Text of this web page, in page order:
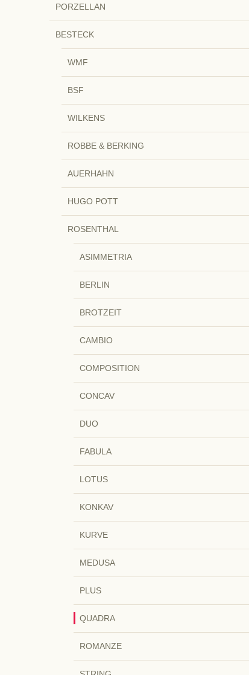
PORZELLAN
BESTECK
WMF
BSF
WILKENS
ROBBE & BERKING
AUERHAHN
HUGO POTT
ROSENTHAL
ASIMMETRIA
BERLIN
BROTZEIT
CAMBIO
COMPOSITION
CONCAV
DUO
FABULA
LOTUS
KONKAV
KURVE
MEDUSA
PLUS
QUADRA
ROMANZE